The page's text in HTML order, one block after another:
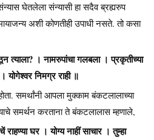
संन्यास घेतलेला संन्यासी हा सदैव ब्रह्यरुप
अशी कोणतीही उपाधी नसते. तो कसा
त्याला? । नामरुपांचा गलबला । प्रकृतीच्या
योगेश्वर निमग्र राही ॥
समर्थांनी आपला मुक्काम बंकटलालाच्या
समर्थन करताना ते बंकटलालास म्हणाले,
घर । योग्य नाहीं साचार । तुम्हा